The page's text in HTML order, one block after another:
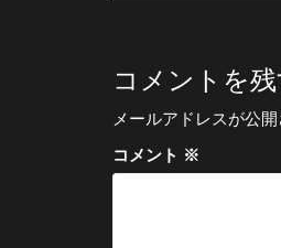
コメントを残
メールアドレスが公
コメント ※